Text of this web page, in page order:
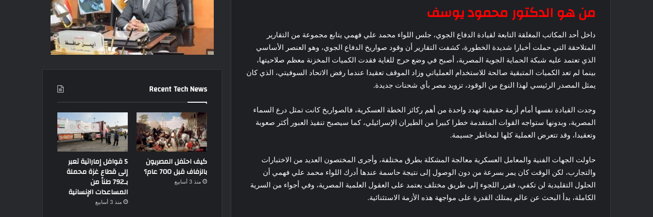
من هو الدكتور محمود يوسف
داخل أحد المكاتب المغلقة التابعة لقيادة الدفاع الجوي، جلس اللواء محمد علي فهمي يتابع مجموعة من التقارير
المتلاحقة التي حملت أخبارا شديدة الخطورة، كشفت التقارير أن وقود صواريخ الدفاع الجوي، وهو العنصر الأساسي
الذي تعتمد عليه شبكة الحماية الجوية المصرية، أصبح في وضع حرج للغاية فقدت الكميات المخزنة معظم صلاحيتها،
بينما لم تعد الكميات المتبقية صالحة للاستخدام العملياتي وزاد الموقف تعقيدا عندما رفض الاتحاد السوفيتي، الذي كان
يمثل المصدر الرئيسي لهذا النوع من الوقود، تزويد مصر بأي شحنات جديدة.
وجدت القيادة نفسها أمام أزمة حقيقية تهدد واحدة من أهم ركائز الخطة العسكرية، فالصواريخ كانت تمثل درع السماء
المصرية، وبدونها ستواجه القوات المتقدمة خطرا كبيرا من الطيران الإسرائيلي، كما سيصبح تنفيذ العبور أكثر صعوبة
وتعقيدا، وقد تتعرض العملية كلها لمخاطر جسيمة.
حاولت الجهات الفنية والمعامل العسكرية معالجة المشكلة بطرق مختلفة، وأجرى المختصون العديد من الاختبارات
والتجارب، لكن الوقت كان يمر بسرعة من دون الوصول إلى نتيجة حاسمة عندها أدرك اللواء محمد علي فهمي أن
الحلول التقليدية لن تكفي، فقرر اللجوء إلى طريق مختلف يعتمد على العقول العلمية المصرية، وفي أجواء من السرية
الكاملة، بدأ البحث عن عالم يمتلك القدرة على مواجهة هذه الأزمة الاستثنائية.
Recent Tech News
كيف احتفل المصريون
بالزفاف قبل 700 عام؟
منذ 3 أسابيع
5 قوافل إماراتية تعبر
إلى قطاع غزة محملة
بـ792 طناً من
المساعدات الإنسانية
منذ 3 أسابيع